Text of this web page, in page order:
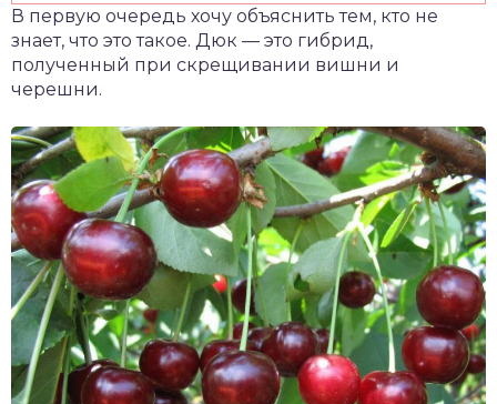
В первую очередь хочу объяснить тем, кто не
знает, что это такое. Дюк — это гибрид,
полученный при скрещивании вишни и
черешни.